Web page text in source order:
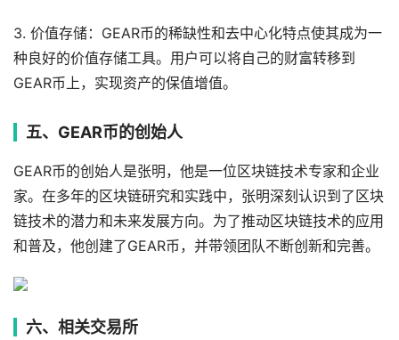
3. 价值存储：GEAR币的稀缺性和去中心化特点使其成为一
种良好的价值存储工具。用户可以将自己的财富转移到
GEAR币上，实现资产的保值增值。
五、GEAR币的创始人
GEAR币的创始人是张明，他是一位区块链技术专家和企业
家。在多年的区块链研究和实践中，张明深刻认识到了区块
链技术的潜力和未来发展方向。为了推动区块链技术的应用
和普及，他创建了GEAR币，并带领团队不断创新和完善。
六、相关交易所